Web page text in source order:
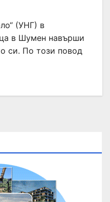
(УНГ) в
в Шумен навърши
си. По този повод